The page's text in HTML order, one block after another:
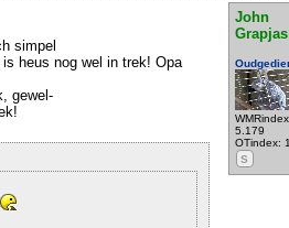
John
Grapjas
5.179
OTindex:
S
simpel
heus nog wel in trek! Opa
gewel-